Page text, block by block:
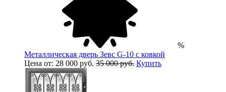
%
Металлическая дверь Зевс G-10 с ковкой
Цена от: 28 000 руб. 35 000 руб. Купить